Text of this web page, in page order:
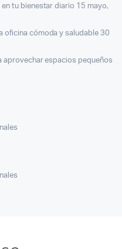
tu bienestar diario 15 mayo,
oficina cómoda y saludable 30
aprovechar espacios pequeños